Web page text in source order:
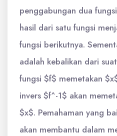
penggabungan dua
hasil dari satu fungsi
fungsi berikutnya.
adalah kebalikan dari
fungsi $f$ memetakan
invers $f^-1$ akan
$x$. Pemahaman yang
akan membantu dalam